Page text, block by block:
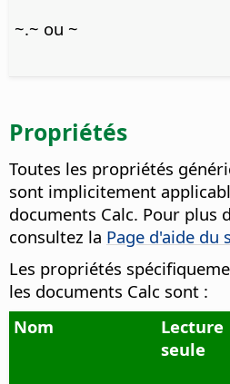
~.~ ou ~
Propriétés
Toutes les propriétés
sont implicitement
documents Calc. Pour plus
consultez la Page d'aide du
Les propriétés
les documents Calc sont :
Nom
Lecture
seule